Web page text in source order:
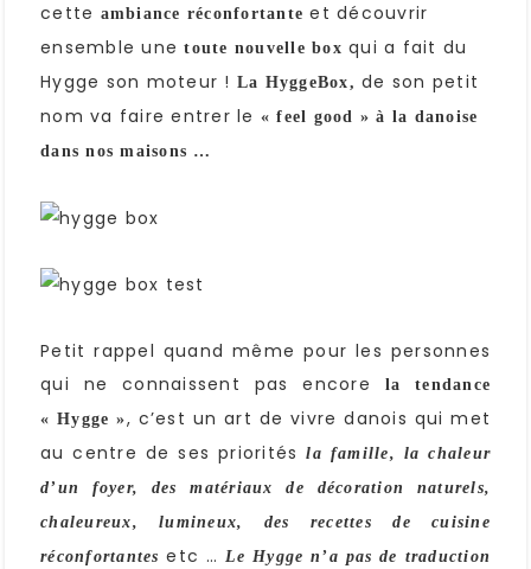
cette ambiance réconfortante et découvrir
ensemble unetoute nouvelle box qui a fait du
Hygge son moteur ! La HyggeBox, de son petit
nom va faire entrer le « feel good » à la danoise
dans nos maisons …
Petit rappel quand même pour les personnes
qui ne connaissent pas encore
la tendance
« Hygge », c’est un art de vivre danois qui met
au centre de ses prioritésla famille, la chaleur
d’un foyer, des matériaux de décoration naturels,
chaleureux, lumineux, des recettes de cuisine
réconfortantes etc … Le Hygge n’a pas de traduction